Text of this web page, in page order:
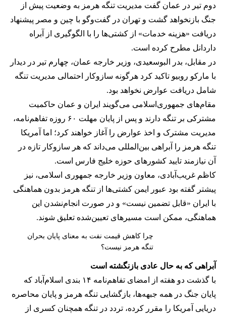
دوم تیر در عمان گفت مدیریت تنگه هرمز به وضعیت پیش از
جنگ بازنخواهد گشت و تهران در گفت‌وگو با چین و مصر پیشنهاد
دریافت «هزینه خدمات» از کشتی‌ها را با الگوگیری از آبراه
داردانل مطرح کرده است.
در مقابل، بدر البوسعیدی، وزیر خارجه عمان، چهارم تیر در دیدار
با مارکو روبیو تاکید کرد هرگونه سازوکار احتمالی مدیریت تنگه
شامل دریافت عوارض نخواهد بود.
مقام‌های جمهوری‌اسلامی می‌گویند ایران و عمان حاکمیت
مشترکی بر تنگه دارند و پس از پایان مهلت ۶۰ روزه تفاهم‌نامه،
مدیریت مشترک و اخذ عوارض را آغاز خواهند کرد؛ اما آمریکا
تنگه هرمز را آبراهی بین‌المللی می‌داند که هر سازوکار تازه در
آن نیازمند تایید کشورهای حوزه خلیج فارس است.
کاظم غریب‌آبادی، معاون وزیر خارجه جمهوری اسلامی، نیز
پیشتر گفته بود عبور ایمن کشتی‌ها از تنگه هرمز بدون هماهنگی
با ایران «قابل تضمین نیست» و در صورت انجام‌نشدن این
هماهنگی، ممکن است مسیرهای تعیین‌شده تعلیق شوند.
چرا کاهش قیمت نفت به معنای پایان بحران
تنگه هرمز نیست؟
آبراهی که به حال عادی بازنگشته است
با گذشت دو هفته از امضای تفاهم‌نامه ۱۴ بندی اسلام‌آباد که
پایان جنگ در همه جبهه‌ها، بازگشایی تنگه هرمز و پایان محاصره
دریایی آمریکا را مقرر کرده، تردد در تنگه همچنان کسری از